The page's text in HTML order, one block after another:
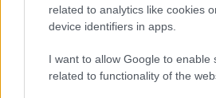
related to analytics like cookies
device identifiers in apps.
I want to allow Google to enable
related to functionality of the